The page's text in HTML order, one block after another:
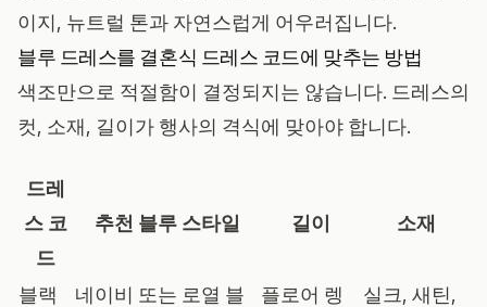
이지, 뉴트럴 톤과 자연스럽게 어우러집니다.
블루 드레스를 결혼식 드레스 코드에 맞추는 방법
색조만으로 적절함이 결정되지는 않습니다. 드레스의
컷, 소재, 길이가 행사의 격식에 맞아야 합니다.
드레
스 코
드
추천 블루 스타일 길이 소재
블랙
네이비 또는 로열 블
플로어 렝
실크, 새틴,